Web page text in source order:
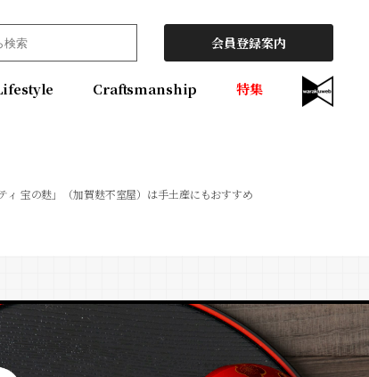
会員登録案内
Craftsmanship 特集
宝の麩」（加賀麩不室屋）は手土産にもおすすめ